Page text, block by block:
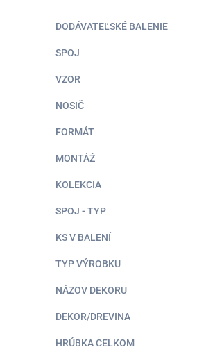
DODÁVATEĽSKÉ BALENIE
SPOJ
VZOR
NOSIČ
FORMÁT
MONTÁŽ
KOLEKCIA
SPOJ - TYP
KS V BALENÍ
TYP VÝROBKU
NÁZOV DEKORU
DEKOR/DREVINA
HRÚBKA CELKOM